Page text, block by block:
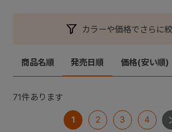
カラーや価格でさらに
商品名順 発売日順 価格(安い順)
71件あります
1 2 3 4